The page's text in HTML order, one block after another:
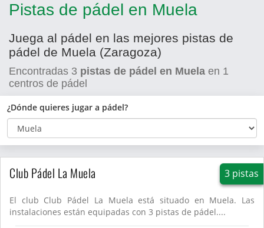
Pistas de pádel en Muela
Juega al pádel en las mejores pistas de
pádel de Muela (Zaragoza)
Encontradas 3 pistas de pádel en Muela en 1
centros de pádel
¿Dónde quieres jugar a pádel?
Club Pádel La Muela 3 pistas
El club Club Pádel La Muela está situado en Muela. Las
instalaciones están equipadas con 3 pistas de pádel....